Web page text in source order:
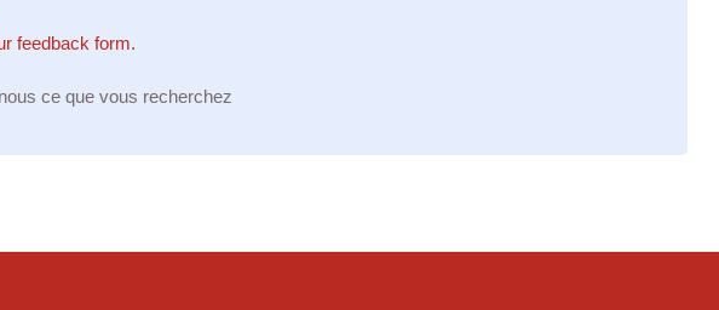
feedback form.
ce que vous recherchez